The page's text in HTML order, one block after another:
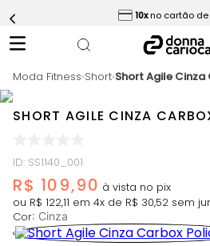
10x no cartão
Moda Fitness Short Short Agile
SHORT AGILE CINZA
ID: SS1140_001
R$ 109,90
ou R$ 122,11 em 4x de R$ 30,52 sem
Cor: Cinza
Epic Vermelho
7º Conjunto
10ºMacaquinho